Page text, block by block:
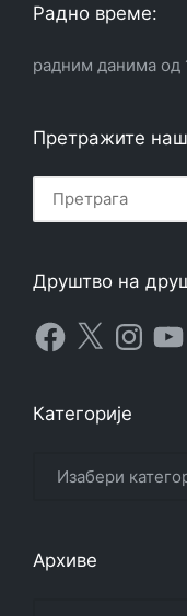
Радно време:
радним данима од
Претражите наш
Друштво на
Facebook
X Instagram
Категорије
Архиве